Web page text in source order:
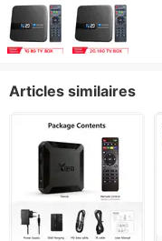
Articles similaires